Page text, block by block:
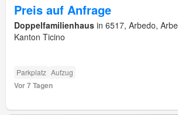
Preis auf Anfrage
Doppelfamilienhaus in 6517, Arbedo,
Kanton Ticino
Parkplatz Aufzug
Vor 7 Tagen